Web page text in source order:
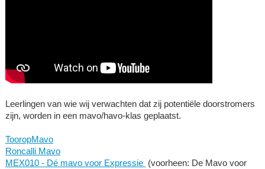
Leerlingen van wie wij verwachten dat zij potentiële doorstromers
zijn, worden in een mavo/havo-klas geplaatst.
TooropMavo
Roncalli Mavo
MEX010 - Dé mavo voor Expressie (voorheen: De Mavo voor